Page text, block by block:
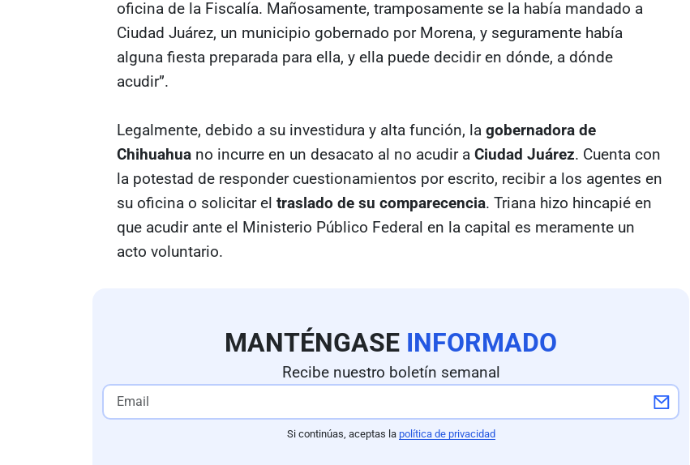
oficina de la Fiscalía. Mañosamente, tramposamente se la había mandado a
Ciudad Juárez, un municipio gobernado por Morena, y seguramente había
alguna fiesta preparada para ella, y ella puede decidir en dónde, a dónde
acudir”.
Legalmente, debido a su investidura y alta función, la gobernadora de
Chihuahua no incurre en un desacato al no acudir a Ciudad Juárez. Cuenta con
la potestad de responder cuestionamientos por escrito, recibir a los agentes en
su oficina o solicitar el traslado de su comparecencia. Triana hizo hincapié en
que acudir ante el Ministerio Público Federal en la capital es meramente un
acto voluntario.
MANTÉNGASE INFORMADO
Recibe nuestro boletín semanal
Si continúas, aceptas la política de privacidad